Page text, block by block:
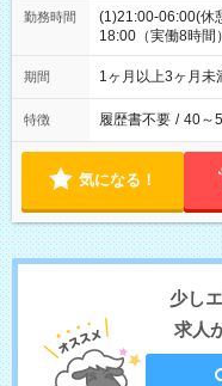
勤務時間
(1)21:00-06:00(休
18:00（実働8時間
期間 1ヶ月以上3ヶ月未
特徴 履歴書不要 / 40～
気になる！
少し
求人